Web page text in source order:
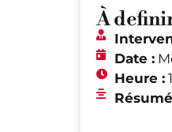
À
Date :
Heure :